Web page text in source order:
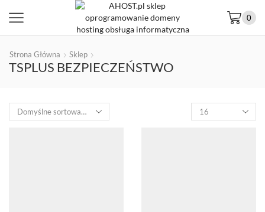
0
Strona Główna Sklep
TSPLUS BEZPIECZEŃSTWO